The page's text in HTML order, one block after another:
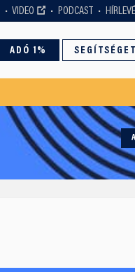
VIDEO PODCAST
ADÓ 1%